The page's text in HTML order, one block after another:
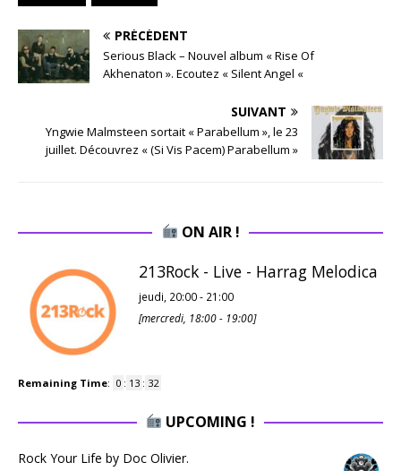
PRÉCÉDENT
Serious Black – Nouvel album « Rise Of
Akhenaton ». Ecoutez « Silent Angel «
SUIVANT
Yngwie Malmsteen sortait « Parabellum », le 23
juillet. Découvrez « (Si Vis Pacem) Parabellum »
ON AIR !
213Rock - Live - Harrag Melodica
jeudi, 20:00- 21:00
[mercredi, 18:00- 19:00]
Remaining Time: 0 : 13 : 31
UPCOMING !
Rock Your Life by Doc Olivier.